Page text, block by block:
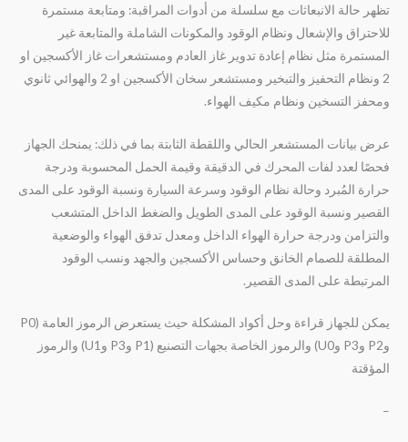
تظهر حالة الانبعاثات مع سلسلة من أدوات المراقبة: ومتابعة مستمرة
للاحتراق والإشعال ونظام الوقود والمكونات الشاملة والمتابعة غير
المستمرة مثل نظام إعادة تدوير غاز العادم ومستشعرات غاز الأكسجين او
2 ونظام التحفيز والتبخير ومستشعر سخان الأكسجين او 2 والهوائي ثانوي
ومحفز التسخين ونظام مكيف الهواء.
عرض بيانات المستشعر الحالي واللقطة الثابتة بما في ذلك: يمنحك الجهاز
فحصًا لعدد لفات المحرك في الدقيقة وقيمة الحمل المحسوبة ودرجة
حرارة المُبرد وحالة نظام الوقود وسرعة السيارة ونسبة الوقود على المدى
القصير ونسبة الوقود على المدى الطويل والضغط الداخل المتشعب
والتزامن ودرجة حرارة الهواء الداخل ومعدل تدفق الهواء والوضعية
المطلقة للصمام الخانق وحساس الأكسجين والجهد ونسب الوقود
المرتبطة على المدى القصير.
يمكن للجهاز قراءة وحل أكواد المشكلة حيث يستعرض الرموز العامة (P0
وP2 وP3 وU0) والرموز الخاصة بجهات التصنيع (P1 وP3 وU1) والرموز
المؤقتة
–